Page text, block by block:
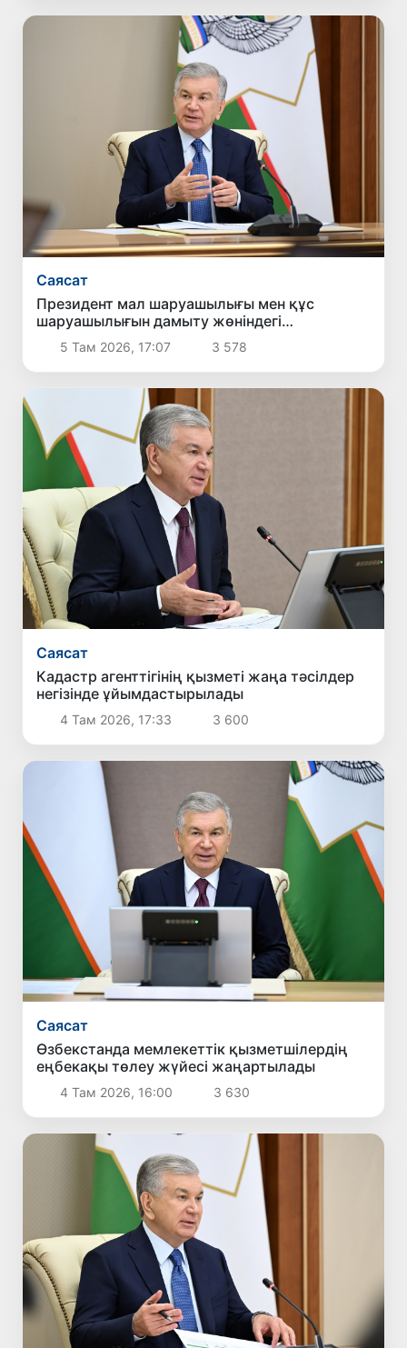
Саясат
Президент мал шаруашылығы мен құс
шаруашылығын дамыту жөніндегі
шаралармен танысты
5 Там 2026, 17:07 3 578
Саясат
Кадастр агенттігінің қызметі жаңа тәсілдер
негізінде ұйымдастырылады
4 Там 2026, 17:33 3 600
Саясат
Өзбекстанда мемлекеттік қызметшілердің
еңбекақы төлеу жүйесі жаңартылады
4 Там 2026, 16:00 3 630